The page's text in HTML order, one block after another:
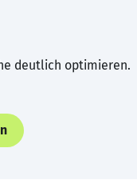
deutlich optimieren.